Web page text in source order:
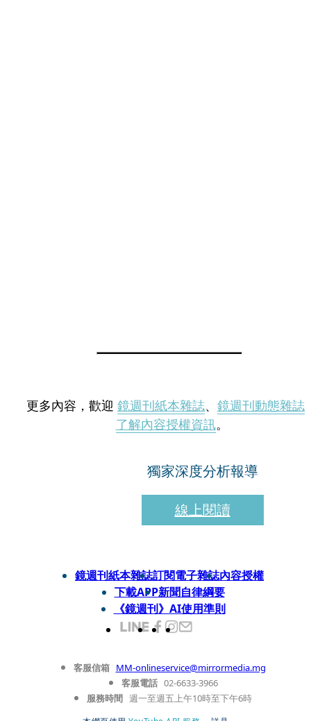
更多內容，歡迎 鏡週刊紙本雜誌、 鏡週刊動態雜誌
了解內容授權資訊。
獨家深度分析報導
線上閱讀
鏡週刊紙本雜誌訂閱電子雜誌內容授權
下載APP新聞自律綱要
《鏡週刊》AI使用準則
客服信箱 MM-onlineservice@mirrormedia.mg
客服電話 02-6633-3966
服務時間 週一至週五上午10時至下午6時